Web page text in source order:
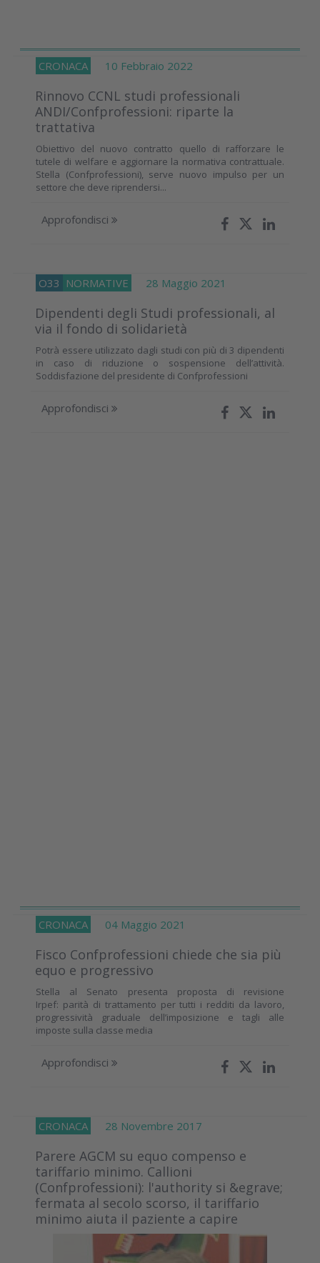
CRONACA 10 Febbraio 2022
Rinnovo CCNL studi professionali
ANDI/Confprofessioni: riparte la
trattativa
Obiettivo del nuovo contratto quello di rafforzare le
tutele di welfare e aggiornare la normativa contrattuale.
Stella (Confprofessioni), serve nuovo impulso per un
settore che deve riprendersi...
Approfondisci
O33 NORMATIVE 28 Maggio 2021
Dipendenti degli Studi professionali, al
via il fondo di solidarietà
Potrà essere utilizzato dagli studi con più di 3 dipendenti
in caso di riduzione o sospensione dell’attività.
Soddisfazione del presidente di Confprofessioni
Approfondisci
CRONACA 04 Maggio 2021
Fisco Confprofessioni chiede che sia più
equo e progressivo
Stella al Senato presenta proposta di revisione
Irpef: parità di trattamento per tutti i redditi da lavoro,
progressività graduale dell’imposizione e tagli alle
imposte sulla classe media
Approfondisci
CRONACA 28 Novembre 2017
Parere AGCM su equo compenso e
tariffario minimo. Callioni
(Confprofessioni): l'authority si &egrave;
fermata al secolo scorso, il tariffario
minimo aiuta il paziente a capire